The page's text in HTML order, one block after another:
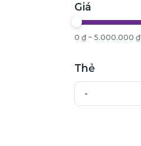
Giá
0 ₫ ~ 5.000.000 ₫
Thẻ